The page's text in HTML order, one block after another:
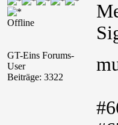
Offline
GT-Eins Forums-
User
Beiträge: 3322